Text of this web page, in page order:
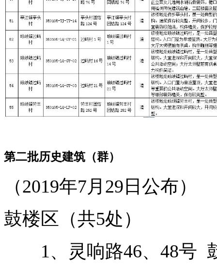
第二批历史建筑（群）
（2019年7月29日公布）
鼓楼区（共5处）
1、灵响路46、48号